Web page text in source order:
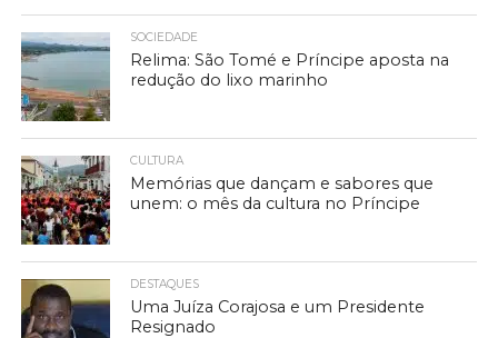
SOCIEDADE
Relima: São Tomé e Príncipe aposta na
redução do lixo marinho
CULTURA
Memórias que dançam e sabores que
unem: o mês da cultura no Príncipe
DESTAQUES
Uma Juíza Corajosa e um Presidente
Resignado